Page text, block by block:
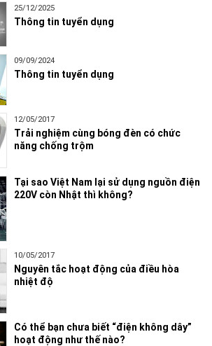
25/12/2025
Thông tin tuyển dụng
09/09/2024
Thông tin tuyển dụng
12/05/2017
Trải nghiệm cùng bóng đèn có chức
năng chống trộm
Tại sao Việt Nam lại sử dụng nguồn điện
220V còn Nhật thì không?
10/05/2017
Nguyên tắc hoạt động của điều hòa
nhiệt độ
Có thể bạn chưa biết “điện không dây”
hoạt động như thế nào?